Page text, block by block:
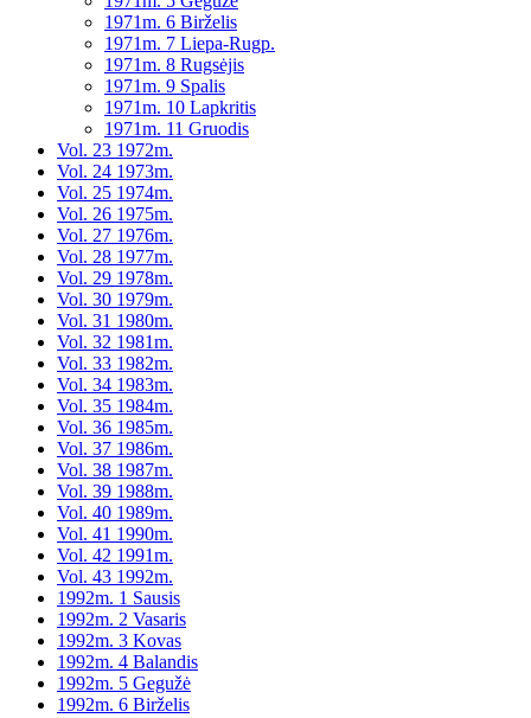
1971m. 6 Birželis
1971m. 7 Liepa-Rugp.
1971m. 8 Rugsėjis
1971m. 9 Spalis
1971m. 10 Lapkritis
1971m. 11 Gruodis
Vol. 23 1972m.
Vol. 24 1973m.
Vol. 25 1974m.
Vol. 26 1975m.
Vol. 27 1976m.
Vol. 28 1977m.
Vol. 29 1978m.
Vol. 30 1979m.
Vol. 31 1980m.
Vol. 32 1981m.
Vol. 33 1982m.
Vol. 34 1983m.
Vol. 35 1984m.
Vol. 36 1985m.
Vol. 37 1986m.
Vol. 38 1987m.
Vol. 39 1988m.
Vol. 40 1989m.
Vol. 41 1990m.
Vol. 42 1991m.
Vol. 43 1992m.
1992m. 1 Sausis
1992m. 2 Vasaris
1992m. 3 Kovas
1992m. 4 Balandis
1992m. 5 Gegužė
1992m. 6 Birželis